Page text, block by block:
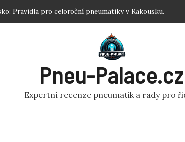
Jednoduchý návod pro každého!
Nejlepší zimní pneumatiky R17 podle testů.
koloběžka: Efektivní Dofouknutí Pneumatiky na
Optimalizujte Výkon!
Pneu-Palace.cz
Expertní recenze pneumatik a rady pro